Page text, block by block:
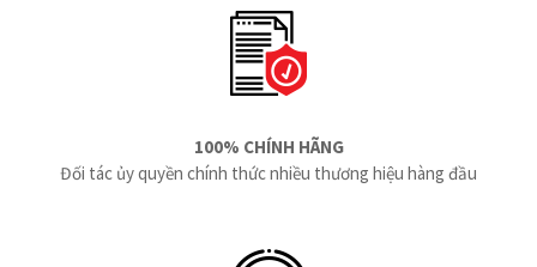
100% CHÍNH HÃNG
Đối tác ủy quyền chính thức nhiều thương hiệu hàng đầu